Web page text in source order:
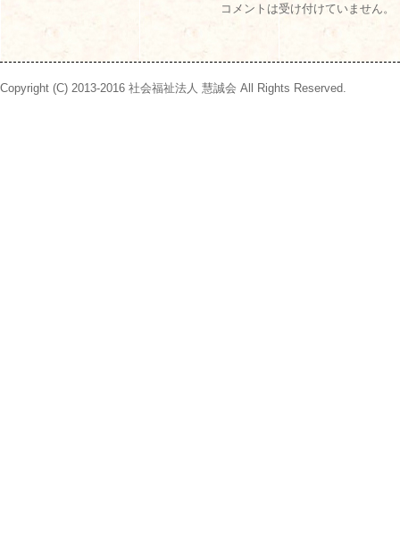
コメントは受け付けていません。
Copyright (C) 2013-2016 社会福祉法人 慧誠会 All Rights Reserved.